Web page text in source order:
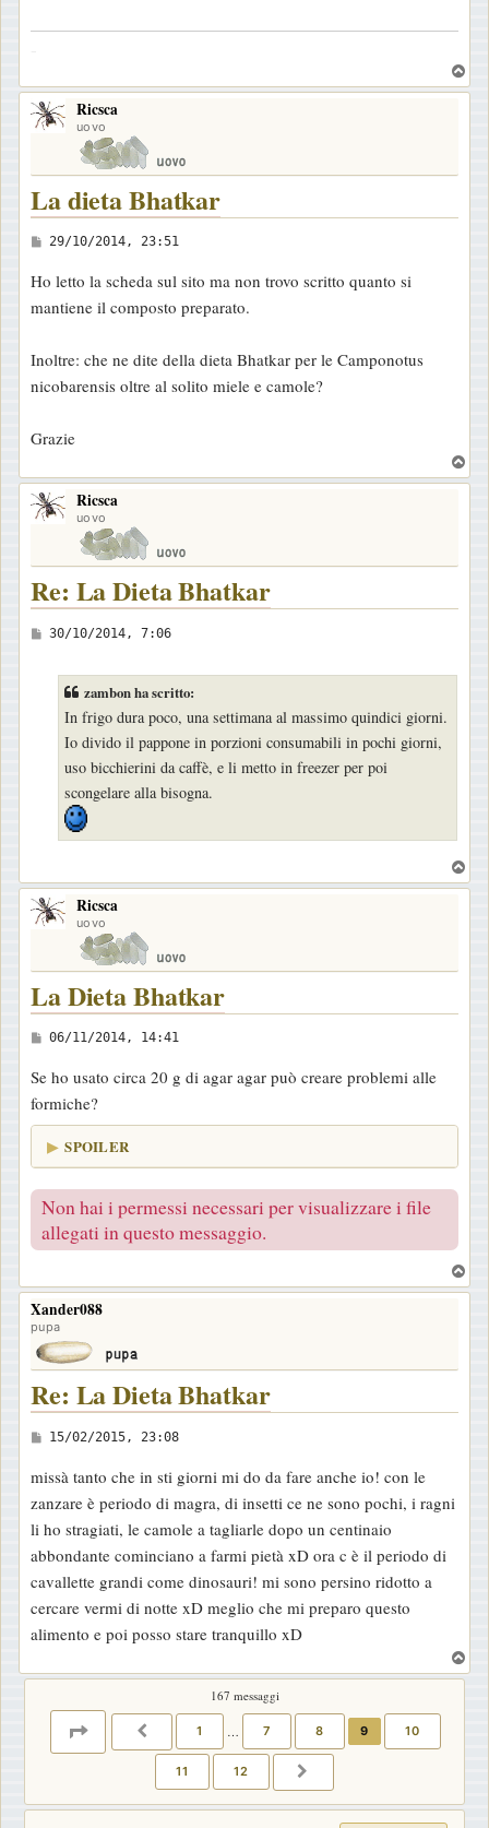
o
Ricsca
uovo
La dieta Bhatkar
M
s
s
g
g
o
29/10/2014, 23:51
Ho letto la scheda sul sito ma non trovo scritto quanto si
mantiene il composto preparato.
Inoltre: che ne dite della dieta Bhatkar per le Camponotus
nicobarensis oltre al solito miele e camole?
Grazie
o
Ricsca
uovo
Re: La Dieta Bhatkar
M
30/10/2014, 7:06
zambon ha scritto:
In frigo dura poco, una settimana al massimo quindici giorni.
Io divido il pappone in porzioni consumabili in pochi giorni,
uso bicchierini da caffè, e li metto in freezer per poi
scongelare alla bisogna.
o
Ricsca
uovo
La Dieta Bhatkar
M
s
s
a
g
g
i
o
06/11/2014, 14:41
Se ho usato circa 20 g di agar agar può creare problemi alle
formiche?
SPOILER
Non hai i permessi necessari per visualizzare i file
allegati in questo messaggio.
o
Xander088
pupa
Re: La Dieta Bhatkar
M
s
s
a
g
g
i
o
15/02/2015, 23:08
missà tanto che in sti giorni mi do da fare anche io! con le
zanzare è periodo di magra, di insetti ce ne sono pochi, i ragni
li ho stragiati, le camole a tagliarle dopo un centinaio
abbondante cominciano a farmi pietà xD ora c è il periodo di
cavallette grandi come dinosauri! mi sono persino ridotto a
cercare vermi di notte xD meglio che mi preparo questo
alimento e poi posso stare tranquillo xD
o
167 messaggi
PAGINA9 PRECEDENTE
1 … 7 8 9 10
11 12